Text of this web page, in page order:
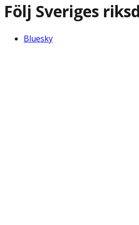
Följ Sveriges
Bluesky